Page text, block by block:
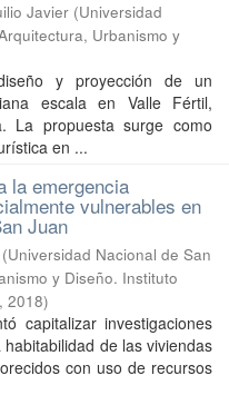
Javier (Universidad
Urbanismo y
y proyección de un
escala en Valle Fértil,
La propuesta surge como
en ...
la emergencia
vulnerables en
Juan
(Universidad Nacional de San
y Diseño. Instituto
, 2018)
capitalizar investigaciones
de las viviendas
con uso de recursos